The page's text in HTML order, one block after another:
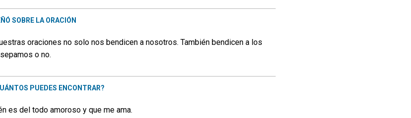
SOBRE LA ORACIÓN
oraciones no solo nos bendicen a nosotros. También bendicen a los
o no.
PUEDES ENCONTRAR?
es del todo amoroso y que me ama.